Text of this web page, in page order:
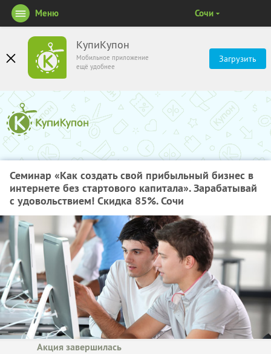
КупиКупон
Мобильное приложение
ещё удобнее
Загрузить
Меню Сочи
Семинар «Как создать свой прибыльный бизнес в
интернете без стартового капитала». Зарабатывай
с удовольствием! Скидка 85%. Сочи
Акция завершилась